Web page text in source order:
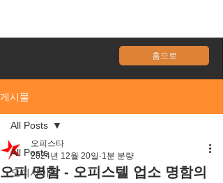
홈으로
게시물
All Posts
오피사이트
All Posts
오피 명함 - 오피스텔 업소 명함의
오피스타
2024년 12월 20일 1분 분량